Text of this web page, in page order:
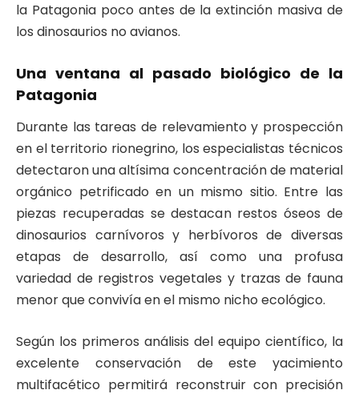
la Patagonia poco antes de la extinción masiva de
los dinosaurios no avianos.
Una ventana al pasado biológico de la
Patagonia
Durante las tareas de relevamiento y prospección
en el territorio rionegrino, los especialistas técnicos
detectaron una altísima concentración de material
orgánico petrificado en un mismo sitio. Entre las
piezas recuperadas se destacan restos óseos de
dinosaurios carnívoros y herbívoros de diversas
etapas de desarrollo, así como una profusa
variedad de registros vegetales y trazas de fauna
menor que convivía en el mismo nicho ecológico.
Según los primeros análisis del equipo científico, la
excelente conservación de este yacimiento
multifacético permitirá reconstruir con precisión